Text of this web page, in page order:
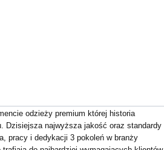
odzieży premium której historia
Dzisiejsza najwyższa jakość oraz standardy
pracy i dedykacji 3 pokoleń w branży